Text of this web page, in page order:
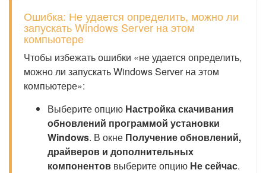
Ошибка: Не удается определить, можно ли
запускать Windows Server на этом
компьютере
Чтобы избежать ошибки «не удается определить,
можно ли запускать Windows Server на этом
компьютере»:
Выберите опцию Настройка скачивания
обновлений программой установки
Windows. В окне Получение обновлений,
драйверов и дополнительных
компонентов выберите опцию Не сейчас.